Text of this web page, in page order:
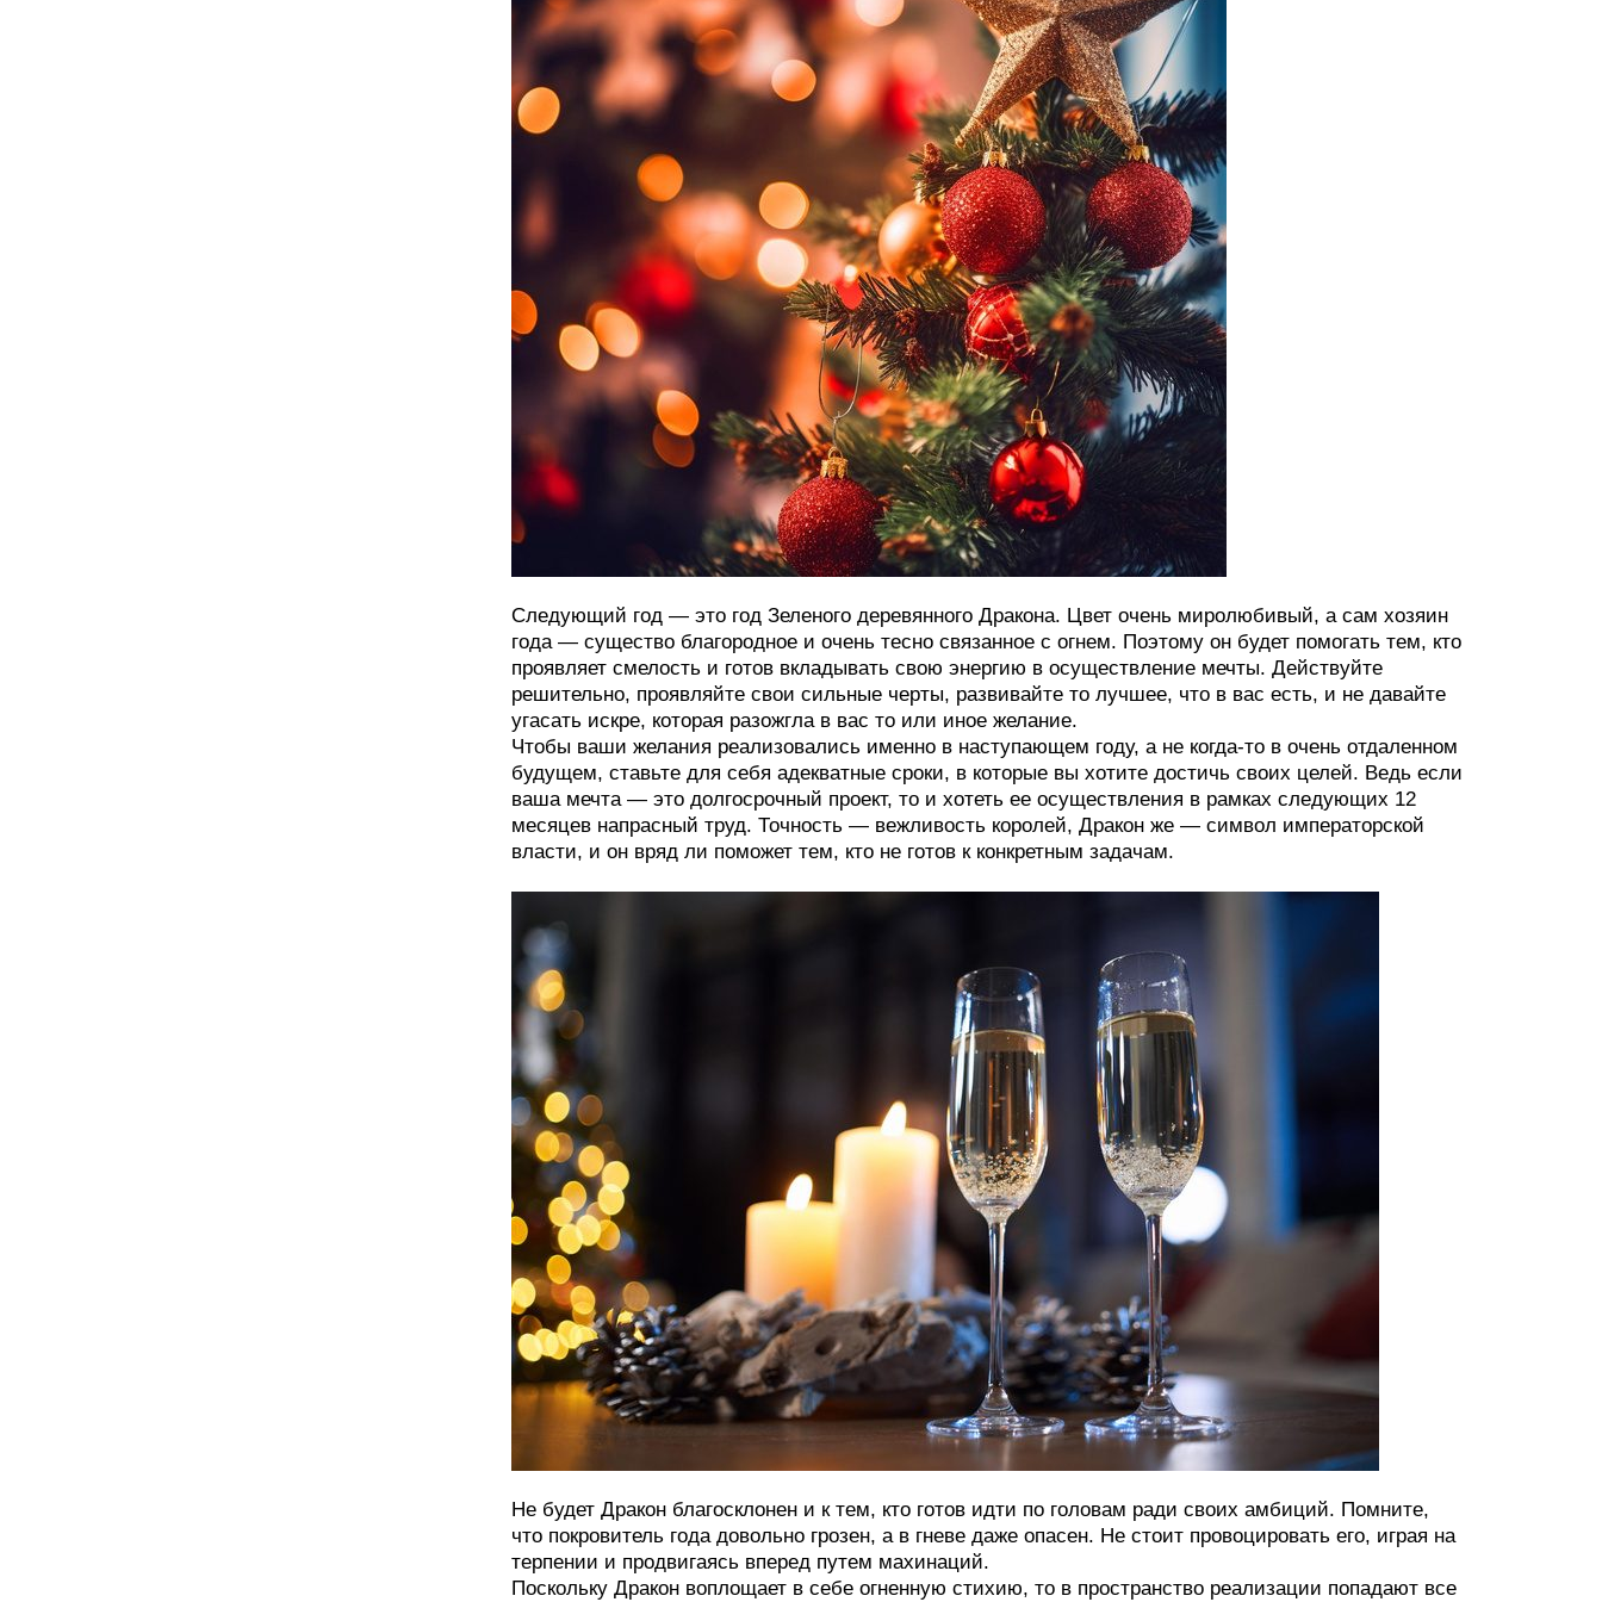
Следующий год — это год Зеленого деревянного Дракона. Цвет очень миролюбивый, а сам хозяин
года — существо благородное и очень тесно связанное с огнем. Поэтому он будет помогать тем, кто
проявляет смелость и готов вкладывать свою энергию в осуществление мечты. Действуйте
решительно, проявляйте свои сильные черты, развивайте то лучшее, что в вас есть, и не давайте
угасать искре, которая разожгла в вас то или иное желание.
Чтобы ваши желания реализовались именно в наступающем году, а не когда-то в очень отдаленном
будущем, ставьте для себя адекватные сроки, в которые вы хотите достичь своих целей. Ведь если
ваша мечта — это долгосрочный проект, то и хотеть ее осуществления в рамках следующих 12
месяцев напрасный труд. Точность — вежливость королей, Дракон же — символ императорской
власти, и он вряд ли поможет тем, кто не готов к конкретным задачам.
Не будет Дракон благосклонен и к тем, кто готов идти по головам ради своих амбиций. Помните,
что покровитель года довольно грозен, а в гневе даже опасен. Не стоит провоцировать его, играя на
терпении и продвигаясь вперед путем махинаций.
Поскольку Дракон воплощает в себе огненную стихию, то в пространство реализации попадают все